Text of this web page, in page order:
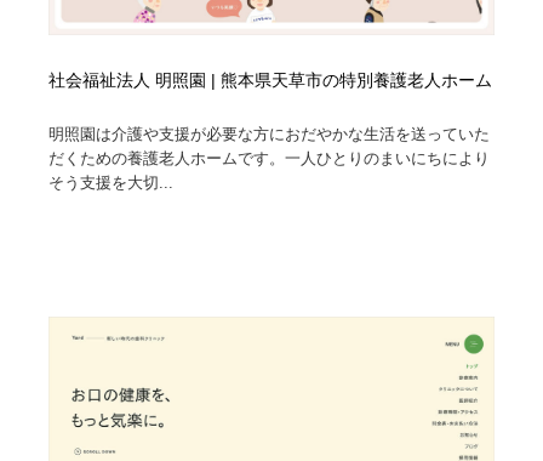
社会福祉法人 明照園 | 熊本県天草市の特別養護老人ホーム
明照園は介護や支援が必要な方におだやかな生活を送っていた
だくための養護老人ホームです。一人ひとりのまいにちにより
そう支援を大切...